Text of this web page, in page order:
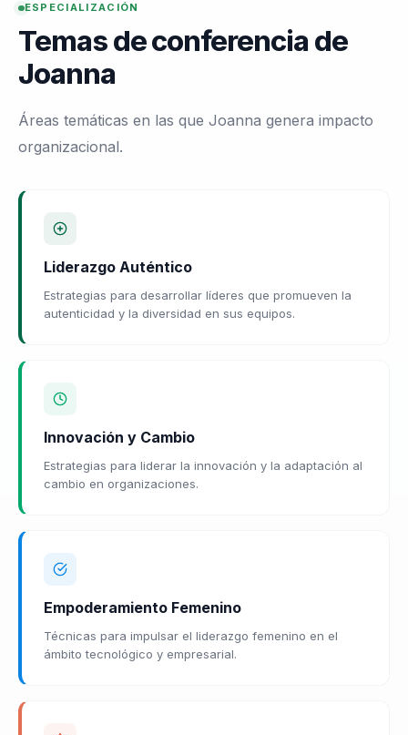
ESPECIALIZACIÓN
Temas de conferencia de
Joanna
Áreas temáticas en las que Joanna genera impacto
organizacional.
Liderazgo Auténtico
Estrategias para desarrollar líderes que promueven la
autenticidad y la diversidad en sus equipos.
Innovación y Cambio
Estrategias para liderar la innovación y la adaptación al
cambio en organizaciones.
Empoderamiento Femenino
Técnicas para impulsar el liderazgo femenino en el
ámbito tecnológico y empresarial.